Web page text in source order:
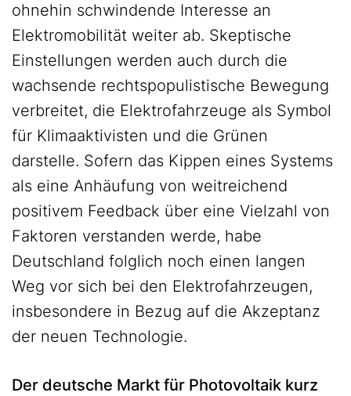
ohnehin schwindende Interesse an
Elektromobilität weiter ab. Skeptische
Einstellungen werden auch durch die
wachsende rechtspopulistische Bewegung
verbreitet, die Elektrofahrzeuge als Symbol
für Klimaaktivisten und die Grünen
darstelle. Sofern das Kippen eines Systems
als eine Anhäufung von weitreichend
positivem Feedback über eine Vielzahl von
Faktoren verstanden werde, habe
Deutschland folglich noch einen langen
Weg vor sich bei den Elektrofahrzeugen,
insbesondere in Bezug auf die Akzeptanz
der neuen Technologie.
Der deutsche Markt für Photovoltaik kurz